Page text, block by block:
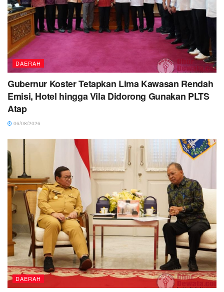
DAERAH
Gubernur Koster Tetapkan Lima Kawasan Rendah
Emisi, Hotel hingga Vila Didorong Gunakan PLTS
Atap
06/08/2026
DAERAH